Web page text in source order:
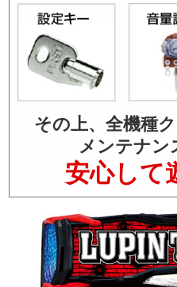
その上、全機種
メンテナン
安心して